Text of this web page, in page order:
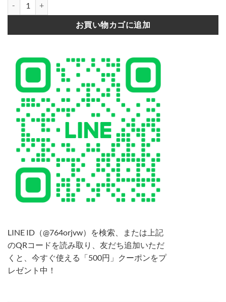
お買い物カゴに追加
LINE ID（@764orjvw）を検索、または上記
のQRコードを読み取り、友だち追加いただ
くと、今すぐ使える「500円」クーポンをプ
レゼント中！